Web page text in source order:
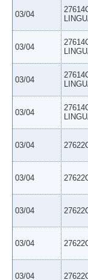
03/04
03/04
03/04
03/04
03/04
03/04
03/04
03/04
03/04